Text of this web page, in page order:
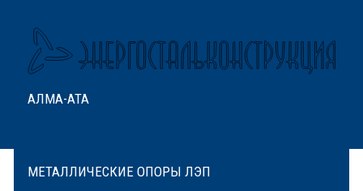
АЛМА-АТА
МЕТАЛЛИЧЕСКИЕ ОПОРЫ ЛЭП